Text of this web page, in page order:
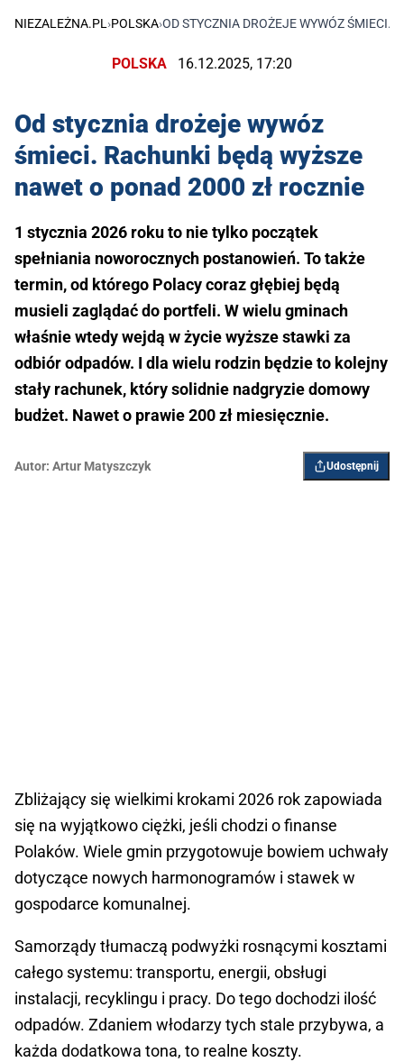
NIEZALEŻNA.PL ›POLSKA›OD STYCZNIA DROŻEJE WYWÓZ ŚMIECI.
POLSKA 16.12.2025, 17:20
Od stycznia drożeje wywóz
śmieci. Rachunki będą wyższe
nawet o ponad 2000 zł rocznie
1 stycznia 2026 roku to nie tylko początek
spełniania noworocznych postanowień. To także
termin, od którego Polacy coraz głębiej będą
musieli zaglądać do portfeli. W wielu gminach
właśnie wtedy wejdą w życie wyższe stawki za
odbiór odpadów. I dla wielu rodzin będzie to kolejny
stały rachunek, który solidnie nadgryzie domowy
budżet. Nawet o prawie 200 zł miesięcznie.
Autor: Artur Matyszczyk Udostępnij
Zbliżający się wielkimi krokami 2026 rok zapowiada
się na wyjątkowo ciężki, jeśli chodzi o finanse
Polaków. Wiele gmin przygotowuje bowiem uchwały
dotyczące nowych harmonogramów i stawek w
gospodarce komunalnej.
Samorządy tłumaczą podwyżki rosnącymi kosztami
całego systemu: transportu, energii, obsługi
instalacji, recyklingu i pracy. Do tego dochodzi ilość
odpadów. Zdaniem włodarzy tych stale przybywa, a
każda dodatkowa tona, to realne koszty.